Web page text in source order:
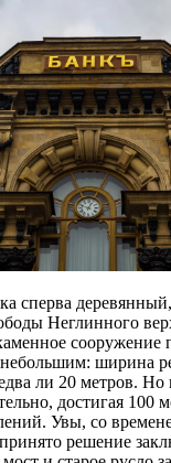
сперва
Неглинного
сооружение
ширина
ли 20 метров.
достигая 100
Увы, со
решение